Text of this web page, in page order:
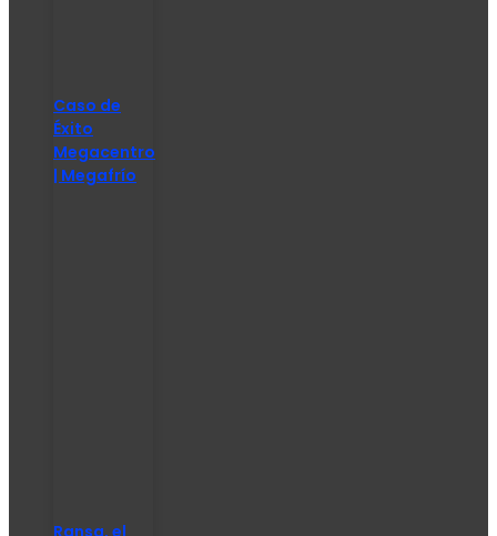
Caso de
Éxito
Megacentro
| Megafrío
Ransa, el